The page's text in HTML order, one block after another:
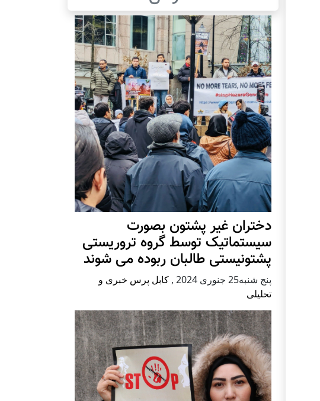
دختران غیر پشتون بصورت
سیستماتیک توسط گروه تروریستی
پشتونیستی طالبان ربوده می شوند
پنج شنبه25 جنوری 2024 , کابل پرس خبری و
تحلیلی